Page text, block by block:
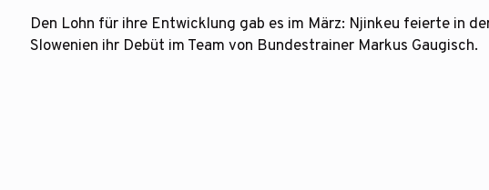
Den Lohn für ihre Entwicklung gab es im März: Njinkeu feierte in
Slowenien ihr Debüt im Team von Bundestrainer Markus Gaugisch.